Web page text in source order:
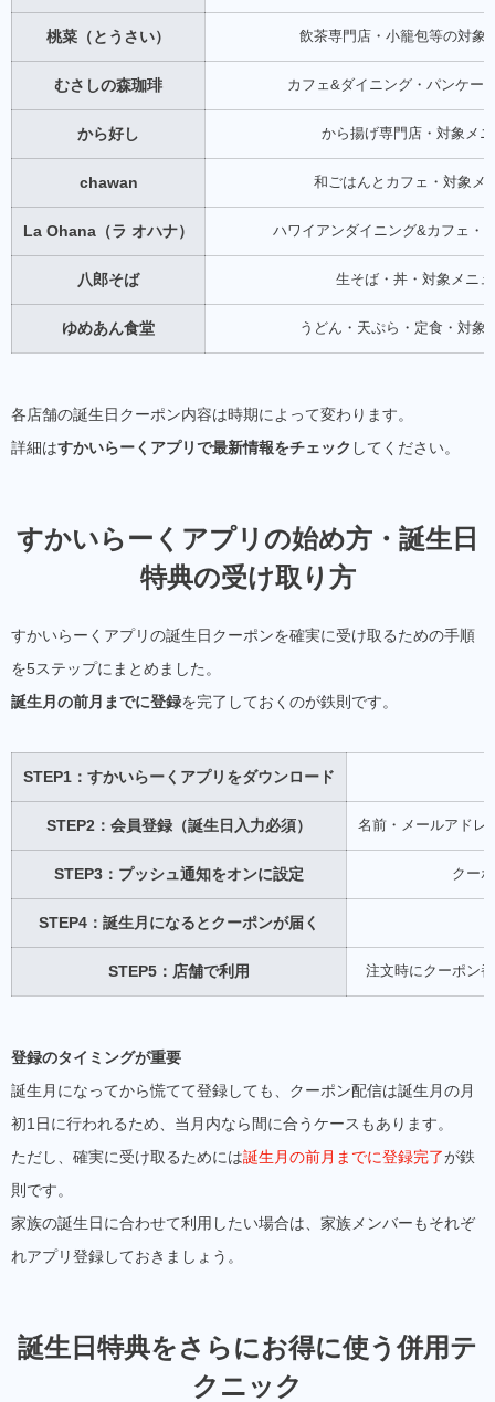
桃菜（とうさい） 飲茶専門店・小籠包等の対象
むさしの森珈琲 カフェ&ダイニング・パンケー
から好し から揚げ専門店・対象メ
chawan 和ごはんとカフェ・対象メ
La Ohana（ラ オハナ） ハワイアンダイニング&カフェ・
八郎そば 生そば・丼・対象メニ
ゆめあん食堂 うどん・天ぷら・定食・対象
各店舗の誕生日クーポン内容は時期によって変わります。
詳細はすかいらーくアプリで最新情報をチェック してください。
すかいらーくアプリの始め方・誕生日
特典の受け取り方
すかいらーくアプリの誕生日クーポンを確実に受け取るための手順
を5ステップにまとめました。
誕生月の前月までに登録を完了しておくのが鉄則です。
STEP1：すかいらーくアプリをダウンロード
STEP2：会員登録（誕生日入力必須） 名前・メールアドレ
STEP3：プッシュ通知をオンに設定 クー
STEP4：誕生月になるとクーポンが届く
STEP5：店舗で利用 注文時にクーポン
登録のタイミングが重要
誕生月になってから慌てて登録しても、クーポン配信は誕生月の月
初1日に行われるため、当月内なら間に合うケースもあります。
ただし、確実に受け取るためには誕生月の前月までに登録完了が鉄
則です。
家族の誕生日に合わせて利用したい場合は、家族メンバーもそれぞ
れアプリ登録しておきましょう。
誕生日特典をさらにお得に使う併用テ
クニック